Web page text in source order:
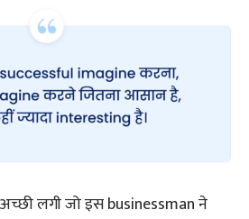
लगी जो इस businessman ने